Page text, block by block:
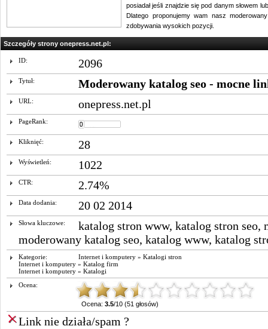
posiadał jeśli znajdzie się pod danym słowem
Dlatego proponujemy wam nasz
zdobywania wysokich pozycji.
Szczegóły strony onepress.net.pl:
ID: 2096
Tytuł: Moderowany katalog seo - mocne
URL: onepress.net.pl
PageRank:
Kliknięć: 28
Wyświetleń: 1022
CTR: 2.74%
Data dodania: 20 02 2014
Słowa kluczowe: katalog stron www, katalog stron seo,
moderowany katalog seo, katalog www, katalog
Kategorie: Internet i komputery » Katalogi stron
Internet i komputery » Katalog firm
Internet i komputery » Katalogi
Ocena:
Ocena: 3.5/10 (51 głosów)
Link nie działa/spam ?